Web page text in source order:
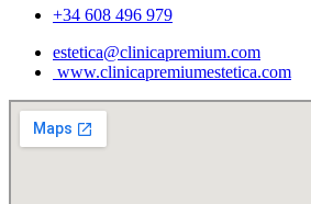
+34 608 496 979
estetica@clinicapremium.com
www.clinicapremiumestetica.com